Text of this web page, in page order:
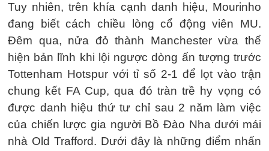
Tuy nhiên, trên khía cạnh danh hiệu, Mourinho
đang biết cách chiều lòng cổ động viên MU.
Đêm qua, nửa đỏ thành Manchester vừa thể
hiện bản lĩnh khi lội ngược dòng ấn tượng trước
Tottenham Hotspur với tỉ số 2-1 để lọt vào trận
chung kết FA Cup, qua đó tràn trề hy vọng có
được danh hiệu thứ tư chỉ sau 2 năm làm việc
của chiến lược gia người Bồ Đào Nha dưới mái
nhà Old Trafford. Dưới đây là những điểm nhấn